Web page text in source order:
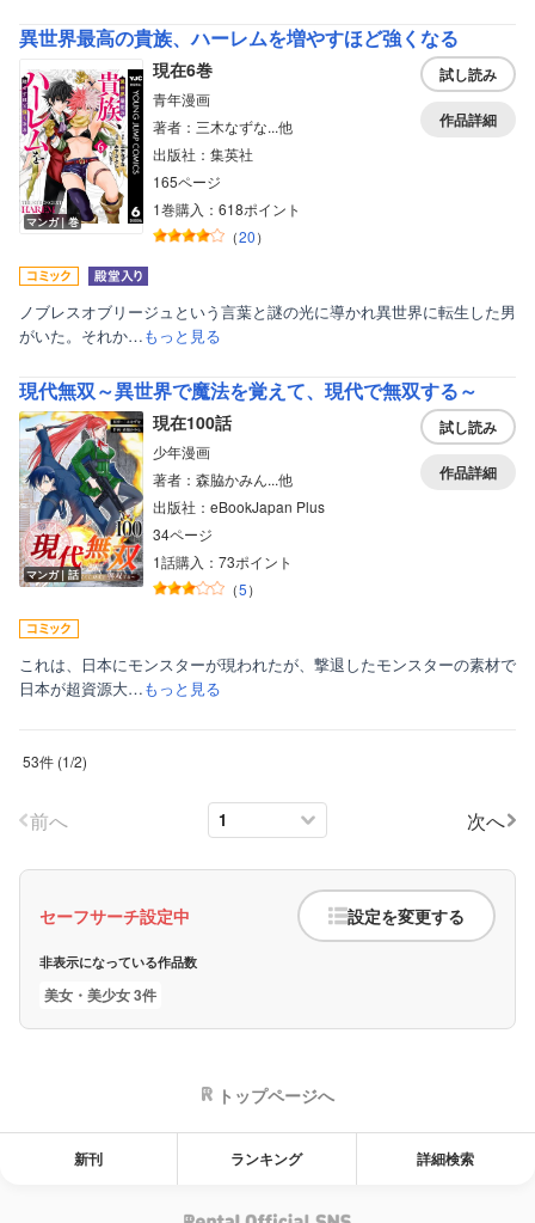
異世界最高の貴族、ハーレムを増やすほど強くなる
マンガ｜巻
現在6巻
青年漫画
著者：三木なずな...他
出版社：集英社
165ページ
1巻購入：618ポイント
（20）
試し読み
作品詳細
ノブレスオブリージュという言葉と謎の光に導かれ異世界に転生した男
がいた。それか…もっと見る
現代無双～異世界で魔法を覚えて、現代で無双する～
マンガ｜話
現在100話
少年漫画
著者：森脇かみん...他
出版社：eBookJapan Plus
34ページ
1話購入：73ポイント
（5）
試し読み
作品詳細
これは、日本にモンスターが現われたが、撃退したモンスターの素材で
日本が超資源大…もっと見る
53件 (1/2)
前へ 次へ
セーフサーチ設定中 設定を変更する
非表示になっている作品数
美女・美少女 3件
トップページへ
新刊 ランキング 詳細検索